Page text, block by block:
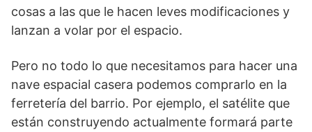
cosas a las que le hacen leves modificaciones y
lanzan a volar por el espacio.
Pero no todo lo que necesitamos para hacer una
nave espacial casera podemos comprarlo en la
ferretería del barrio. Por ejemplo, el satélite que
están construyendo actualmente formará parte